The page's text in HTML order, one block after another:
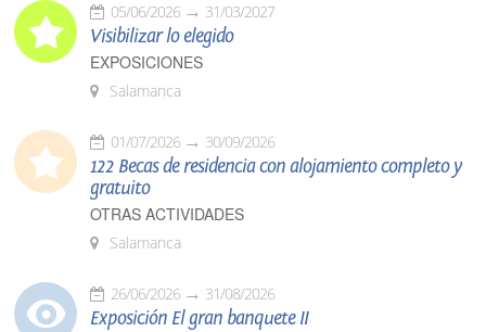
05/06/2026 31/03/2027
Visibilizar lo elegido
EXPOSICIONES
Salamanca
01/07/2026 30/09/2026
122 Becas de residencia con alojamiento completo y
gratuito
OTRAS ACTIVIDADES
Salamanca
26/06/2026 31/08/2026
Exposición El gran banquete II